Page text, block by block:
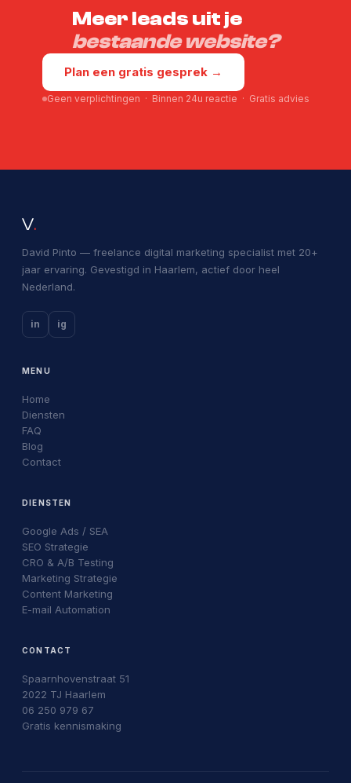
Meer leads uit je
bestaande website?
Plan een gratis gesprek →
Geen verplichtingen · Binnen 24u reactie · Gratis advies
V.
David Pinto — freelance digital marketing specialist met 20+
jaar ervaring. Gevestigd in Haarlem, actief door heel
Nederland.
in ig
MENU
Home
Diensten
FAQ
Blog
Contact
DIENSTEN
Google Ads / SEA
SEO Strategie
CRO & A/B Testing
Marketing Strategie
Content Marketing
E-mail Automation
CONTACT
Spaarnhovenstraat 51
2022 TJ Haarlem
06 250 979 67
Gratis kennismaking